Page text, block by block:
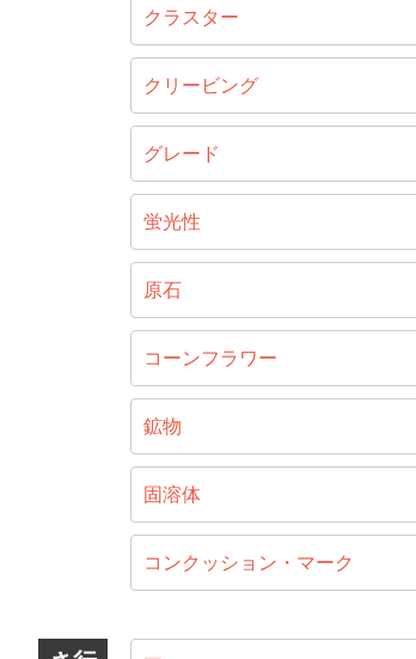
クラスター
クリービング
グレード
蛍光性
原石
コーンフラワー
鉱物
固溶体
コンクッション・マーク